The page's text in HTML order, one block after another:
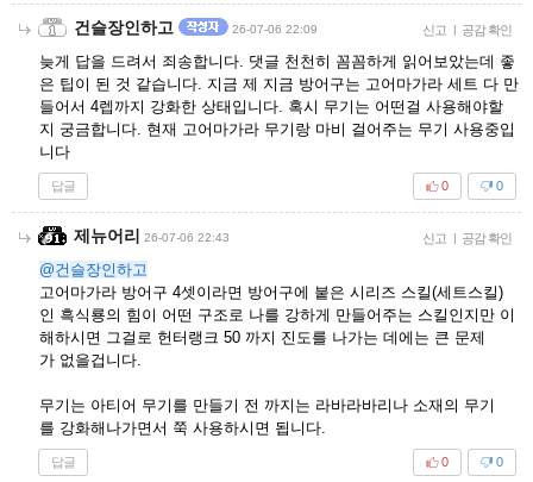
건슬장인하고 26-07-06 22:09 신고 | 공감 확인
늦게 답을 드려서 죄송합니다. 댓글 천천히 꼼꼼하게 읽어보았는데 좋
은 팁이 된 것 같습니다. 지금 제 지금 방어구는 고어마가라 세트 다 만
들어서 4렙까지 강화한 상태입니다. 혹시 무기는 어떤걸 사용해야할
지 궁금합니다. 현재 고어마가라 무기랑 마비 걸어주는 무기 사용중입
니다
답글 0
0
제뉴어리 26-07-06 22:43 신고 | 공감 확인
@건슬장인하고
고어마가라 방어구 4셋이라면 방어구에 붙은 시리즈 스킬(세트스킬)
인 흑식룡의 힘이 어떤 구조로 나를 강하게 만들어주는 스킬인지만 이
해하시면 그걸로 헌터랭크 50 까지 진도를 나가는 데에는 큰 문제
가 없을겁니다.
무기는 아티어 무기를 만들기 전 까지는 라바라바리나 소재의 무기
를 강화해나가면서 쭉 사용하시면 됩니다.
답글 0
0